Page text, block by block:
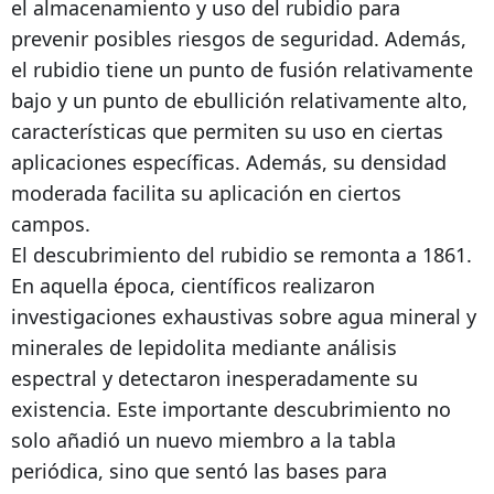
el almacenamiento y uso del rubidio para
prevenir posibles riesgos de seguridad. Además,
el rubidio tiene un punto de fusión relativamente
bajo y un punto de ebullición relativamente alto,
características que permiten su uso en ciertas
aplicaciones específicas. Además, su densidad
moderada facilita su aplicación en ciertos
campos.
El descubrimiento del rubidio se remonta a 1861.
En aquella época, científicos realizaron
investigaciones exhaustivas sobre agua mineral y
minerales de lepidolita mediante análisis
espectral y detectaron inesperadamente su
existencia. Este importante descubrimiento no
solo añadió un nuevo miembro a la tabla
periódica, sino que sentó las bases para